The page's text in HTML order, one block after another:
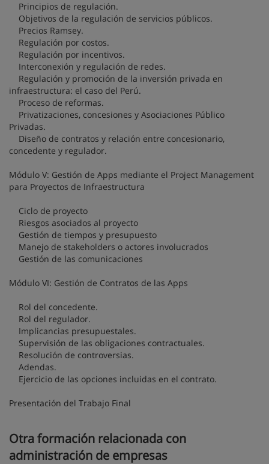
Principios de regulación.
Objetivos de la regulación de servicios públicos.
Precios Ramsey.
Regulación por costos.
Regulación por incentivos.
Interconexión y regulación de redes.
Regulación y promoción de la inversión privada en
infraestructura: el caso del Perú.
Proceso de reformas.
Privatizaciones, concesiones y Asociaciones Público
Privadas.
Diseño de contratos y relación entre concesionario,
concedente y regulador.
Módulo V: Gestión de Apps mediante el Project Management
para Proyectos de Infraestructura
Ciclo de proyecto
Riesgos asociados al proyecto
Gestión de tiempos y presupuesto
Manejo de stakeholders o actores involucrados
Gestión de las comunicaciones
Módulo VI: Gestión de Contratos de las Apps
Rol del concedente.
Rol del regulador.
Implicancias presupuestales.
Supervisión de las obligaciones contractuales.
Resolución de controversias.
Adendas.
Ejercicio de las opciones incluidas en el contrato.
Presentación del Trabajo Final
Otra formación relacionada con
administración de empresas